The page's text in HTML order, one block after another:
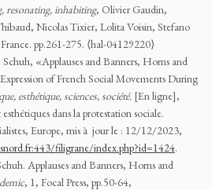
resonating, inhabiting, Olivier Gaudin,
Nicolas Tixier, Lolita Voisin, Stefano
pp.261-275. ⟨hal-04129220⟩
Schuh, «Applauses and Banners, Horns and
of French Social Movements During
esthétique, sciences, société. [En ligne],
dans la protestation sociale.
Europe, mis à jour le : 12/12/2023,
filigrane/index.php?id=1424.
Applauses and Banners, Horns and
, 1, Focal Press, pp.50-64,